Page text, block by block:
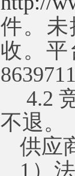
件。
收。
4.2
不退。
供应
1）